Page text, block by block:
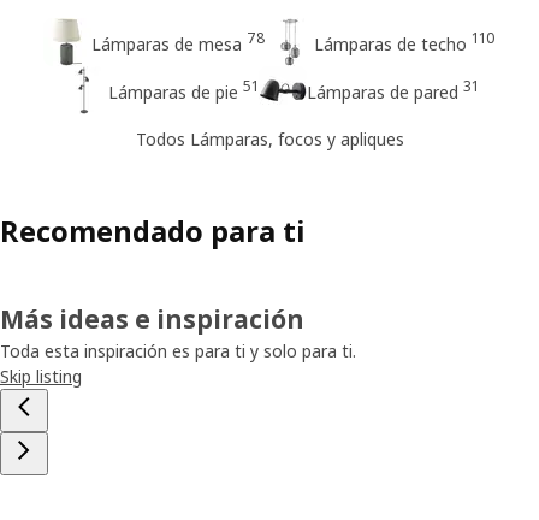
Lámparas de mesa 78 Lámparas de techo 110
Lámparas de pie 51 Lámparas de pared 31
Todos Lámparas, focos y apliques
Recomendado para ti
Más ideas e inspiración
Toda esta inspiración es para ti y solo para ti.
Skip listing